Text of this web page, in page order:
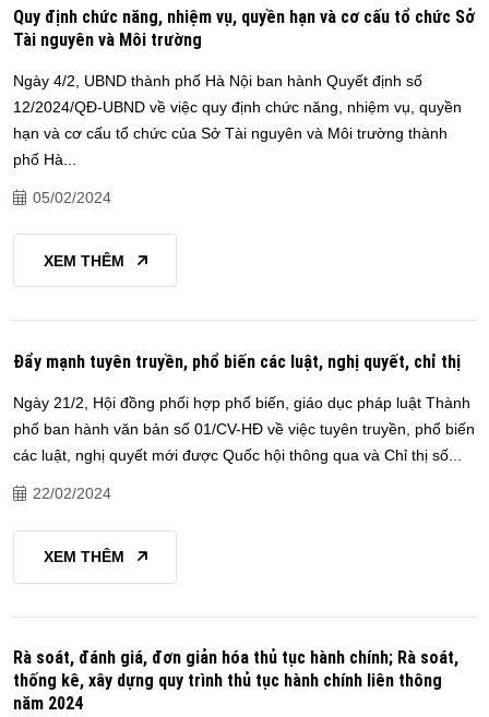
Quy định chức năng, nhiệm vụ, quyền hạn và cơ cấu tổ chức Sở
Tài nguyên và Môi trường
Ngày 4/2, UBND thành phố Hà Nội ban hành Quyết định số
12/2024/QĐ-UBND về việc quy định chức năng, nhiệm vụ, quyền
hạn và cơ cấu tổ chức của Sở Tài nguyên và Môi trường thành
phố Hà...
05/02/2024
XEM THÊM
Đẩy mạnh tuyên truyền, phổ biến các luật, nghị quyết, chỉ thị
Ngày 21/2, Hội đồng phối hợp phổ biến, giáo dục pháp luật Thành
phố ban hành văn bản số 01/CV-HĐ về việc tuyên truyền, phổ biến
các luật, nghị quyết mới được Quốc hội thông qua và Chỉ thị số...
22/02/2024
XEM THÊM
Rà soát, đánh giá, đơn giản hóa thủ tục hành chính; Rà soát,
thống kê, xây dựng quy trình thủ tục hành chính liên thông
năm 2024